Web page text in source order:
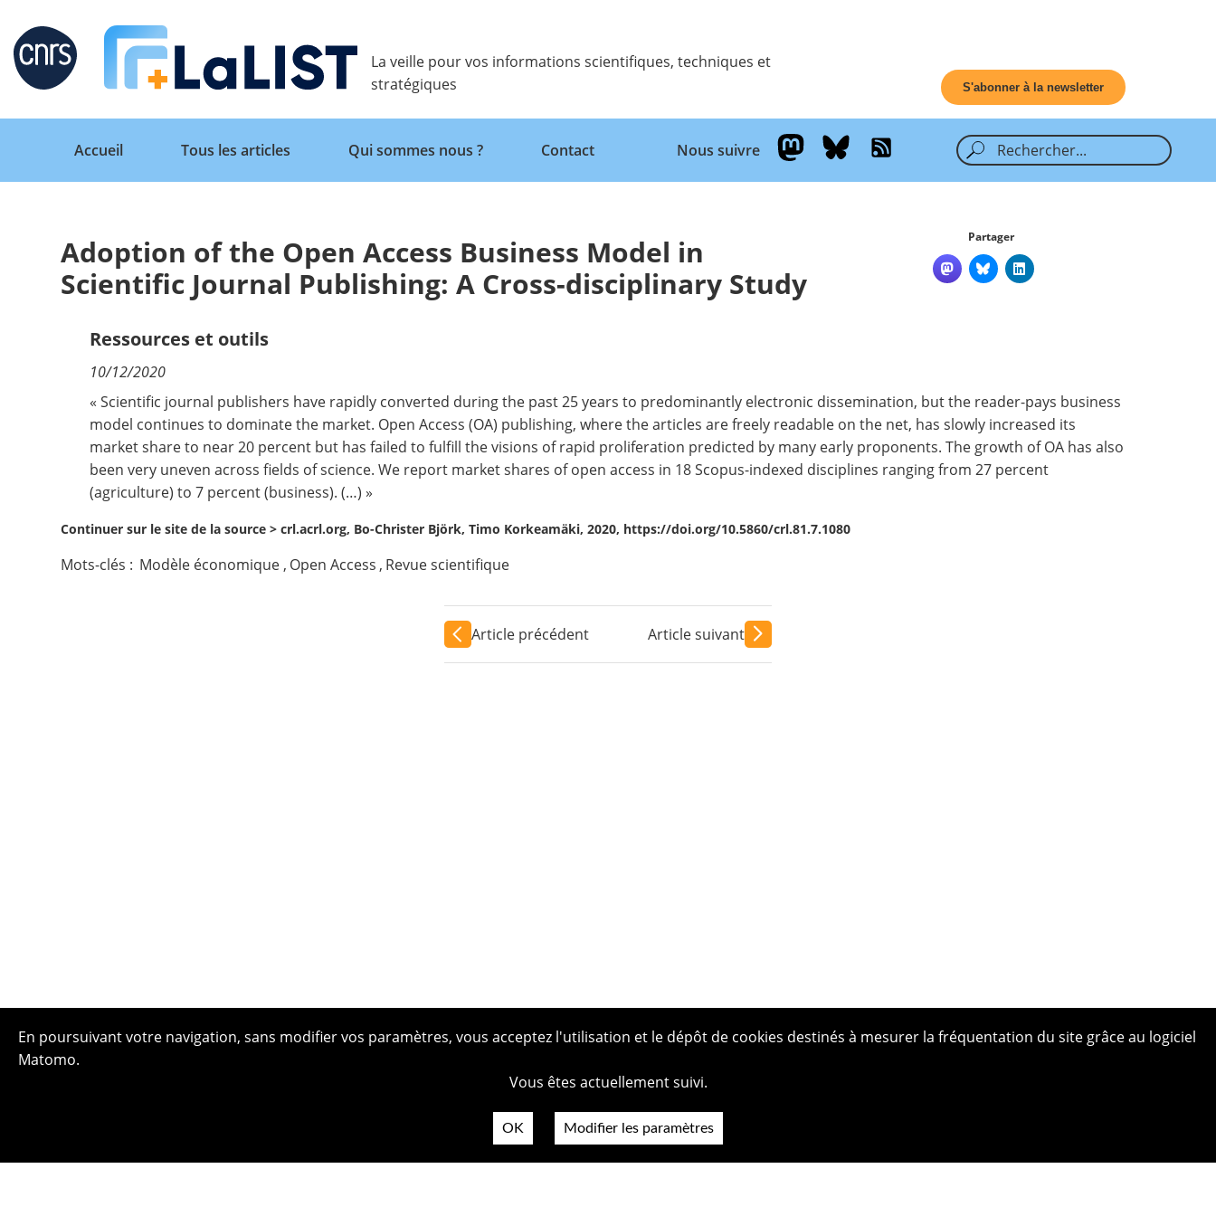
Retour
Accueil
Qui sommes nous ?
Nous suivre
La veille pour vos informations scientifiques, techniques et
stratégiques
S'abonner à la newsletter
Retour
Accueil
Tous les articles Qui sommes nous ? Contact Nous suivre
Adoption of the Open Access Business Model in
Scientific Journal Publishing: A Cross-disciplinary Study
Partager
Ressources et outils
10/12/2020
« Scientific journal publishers have rapidly converted during the past 25 years to predominantly electronic dissemination, but the reader-pays business
model continues to dominate the market. Open Access (OA) publishing, where the articles are freely readable on the net, has slowly increased its
market share to near 20 percent but has failed to fulfill the visions of rapid proliferation predicted by many early proponents. The growth of OA has also
been very uneven across fields of science. We report market shares of open access in 18 Scopus-indexed disciplines ranging from 27 percent
(agriculture) to 7 percent (business). (…) »
Continuer sur le site de la source >crl.acrl.org, Bo-Christer Björk, Timo Korkeamäki, 2020, https://doi.org/10.5860/crl.81.7.1080
Mots-clés : Modèle économique , Open Access , Revue scientifique
Article précédent Article suivant
En poursuivant votre navigation, sans modifier vos paramètres, vous acceptez l'utilisation et le dépôt de cookies destinés à mesurer la fréquentation du site grâce au logiciel
Matomo.
Vous êtes actuellement suivi.
OK Modifier les paramètres